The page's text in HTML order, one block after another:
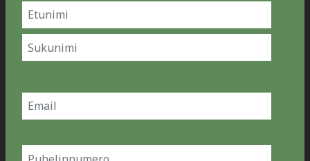
Name
(Pakollinen)
Etunimi
Email
Phone